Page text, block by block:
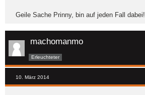
Geile Sache Prinny, bin auf jeden Fall dabei!
machomanmo
Erleuchteter
10. März 2014